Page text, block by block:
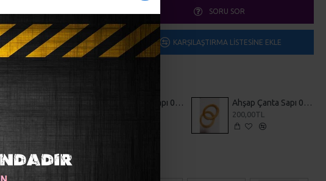
SORU SOR
LISTEME EKLE KARŞILAŞTIRMA LISTESINE EKLE
Ahşap Çanta Sapı 0001 Ahşap Çanta Sapı 0002
200,00TL